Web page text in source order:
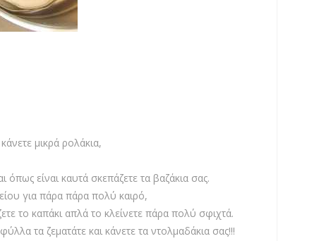
μικρά ρολάκια,
όπως είναι καυτά σκεπάζετε τα βαζάκια σας.
για πάρα πάρα πολύ καιρό,
το καπάκι απλά το κλείνετε πάρα πολύ σφιχτά.
τα ζεματάτε και κάνετε τα ντολμαδάκια σας!!!